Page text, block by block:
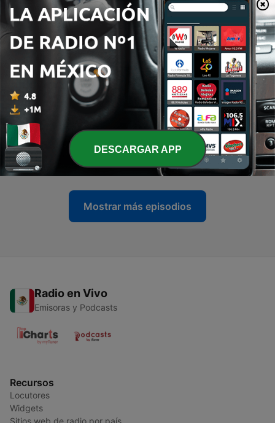
568
La estación azul - Joven poesía española vol. I -
01/08/26
01 ago. 2026
- La estación azul - Cómo está el patio - 25/07/26
25 jul. 2026
566 - La estación azul - 'Volverán como fuego', con
Ayesha L. Rubio - 18/07/26
18 jul. 2026
565 - La estación azul - Cincuentenario de la editorial
Pre-Textos, con Manuel Borrás - 11/07/26
11 jul. 2026
Mostrar más episodios
Radio en Vivo
Emisoras y Podcasts
Recursos
Locutores
Widgets
DESCARGAR APP